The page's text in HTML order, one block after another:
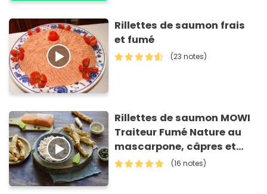
Rillettes de saumon frais
et fumé
(23 notes)
Rillettes de saumon MOWI
Traiteur Fumé Nature au
mascarpone, câpres et
citron vert et feuilletés aux
(16 notes)